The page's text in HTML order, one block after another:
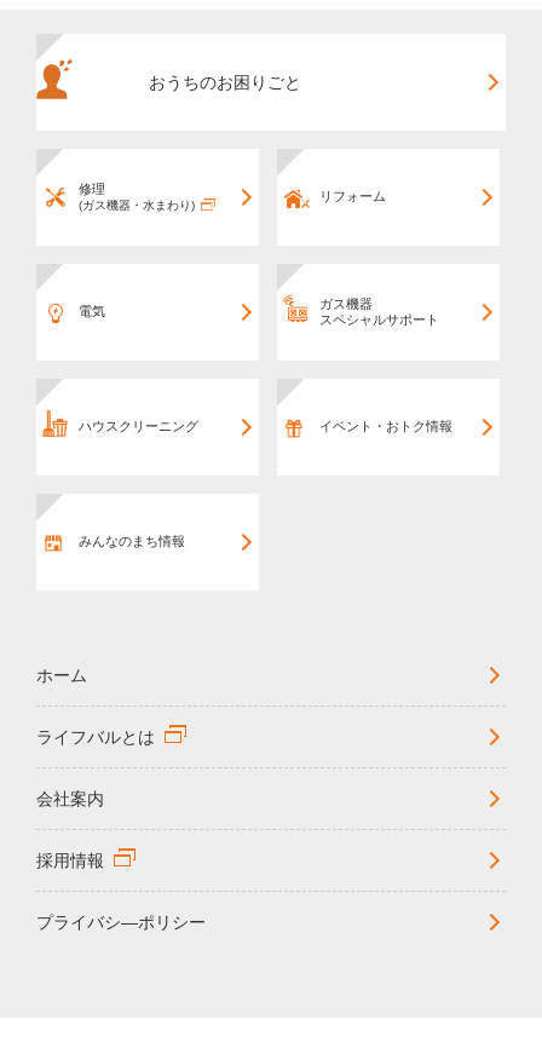
おうちのお困りごと
修理
(ガス機器・水まわり)
リフォーム
電気
ガス機器
スペシャルサポート
ハウスクリーニング イベント・おトク情報
みんなのまち情報
ホーム
ライフバルとは
会社案内
採用情報
プライバシ―ポリシー